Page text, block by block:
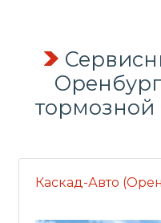
тормозной
Каскад-Авто